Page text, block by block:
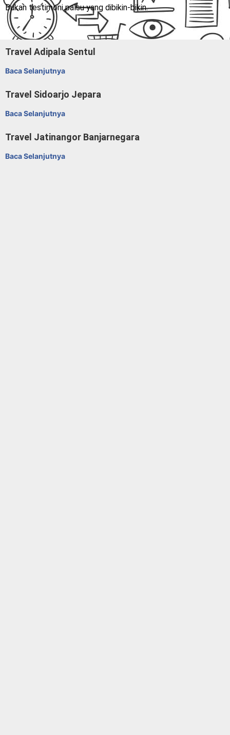
Bukan testimoni palsu yang dibikin-bikin.
Travel Adipala Sentul
Baca Selanjutnya
Travel Sidoarjo Jepara
Baca Selanjutnya
Travel Jatinangor Banjarnegara
Baca Selanjutnya